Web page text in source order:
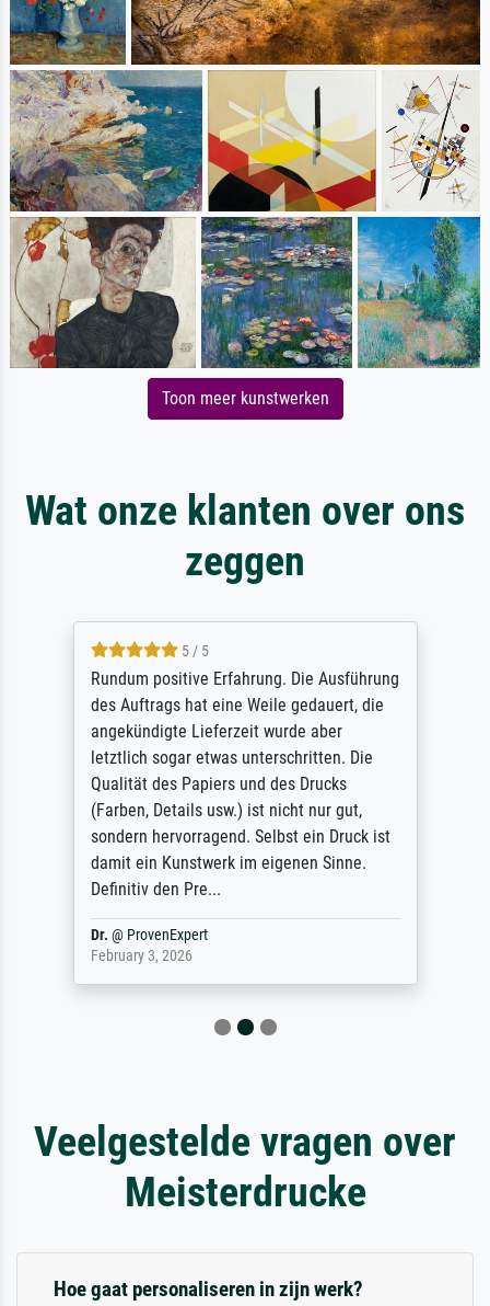
Toon meer kunstwerken
Wat onze klanten over ons
zeggen
5 / 5
Rundum positive Erfahrung. Die Ausführung
des Auftrags hat eine Weile gedauert, die
angekündigte Lieferzeit wurde aber
letztlich sogar etwas unterschritten. Die
Qualität des Papiers und des Drucks
(Farben, Details usw.) ist nicht nur gut,
sondern hervorragend. Selbst ein Druck ist
damit ein Kunstwerk im eigenen Sinne.
Definitiv den Pre...
Dr. @ ProvenExpert
February 3, 2026
Veelgestelde vragen over
Meisterdrucke
Hoe gaat personaliseren in zijn werk?